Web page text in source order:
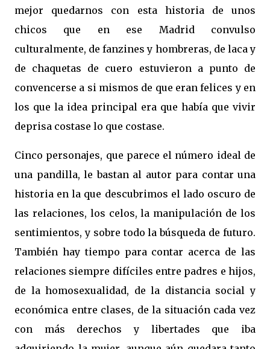
mejor quedarnos con esta historia de unos
chicos que en ese Madrid convulso
culturalmente, de fanzines y hombreras, de laca y
de chaquetas de cuero estuvieron a punto de
convencerse a si mismos de que eran felices y en
los que la idea principal era que había que vivir
deprisa costase lo que costase.
Cinco personajes, que parece el número ideal de
una pandilla, le bastan al autor para contar una
historia en la que descubrimos el lado oscuro de
las relaciones, los celos, la manipulación de los
sentimientos, y sobre todo la búsqueda de futuro.
También hay tiempo para contar acerca de las
relaciones siempre difíciles entre padres e hijos,
de la homosexualidad, de la distancia social y
económica entre clases, de la situación cada vez
con más derechos y libertades que iba